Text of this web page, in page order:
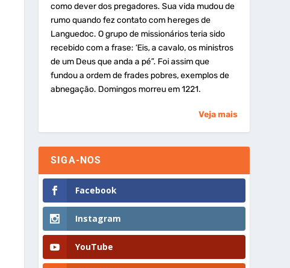
como dever dos pregadores. Sua vida mudou de
rumo quando fez contato com hereges de
Languedoc. O grupo de missionários teria sido
recebido com a frase: ‘Eis, a cavalo, os ministros
de um Deus que anda a pé”. Foi assim que
fundou a ordem de frades pobres, exemplos de
abnegação. Domingos morreu em 1221.
Veja mais
SIGA-NOS
Facebook
Instagram
YouTube